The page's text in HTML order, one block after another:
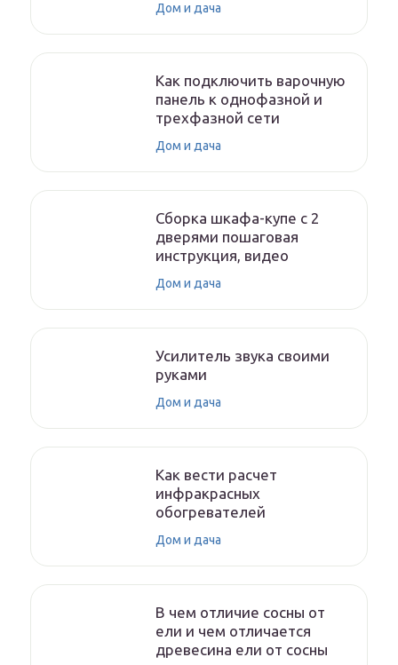
Дом и дача
Как подключить варочную
панель к однофазной и
трехфазной сети
Дом и дача
Сборка шкафа-купе с 2
дверями пошаговая
инструкция, видео
Дом и дача
Усилитель звука своими
руками
Дом и дача
Как вести расчет
инфракрасных
обогревателей
Дом и дача
В чем отличие сосны от
ели и чем отличается
древесина ели от сосны